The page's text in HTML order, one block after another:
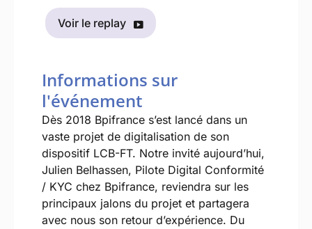
Voir le replay
Informations sur
l'événement
Dès 2018 Bpifrance s’est lancé dans un
vaste projet de digitalisation de son
dispositif LCB-FT. Notre invité aujourd’hui,
Julien Belhassen, Pilote Digital Conformité
/ KYC chez Bpifrance, reviendra sur les
principaux jalons du projet et partagera
avec nous son retour d’expérience. Du